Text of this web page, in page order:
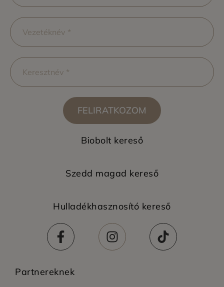
FELIRATKOZOM
Biobolt kereső
Szedd magad kereső
Hulladékhasznosító kereső
Partnereknek